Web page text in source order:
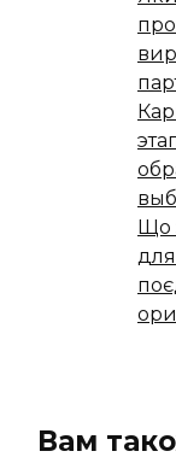
Що
для
Вам